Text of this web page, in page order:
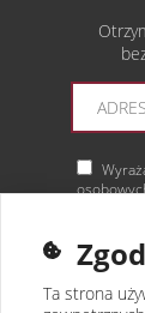
Ta strona